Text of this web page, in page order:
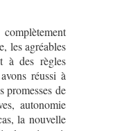
les agréables
à des règles
réussi à
promesses de
autonomie
la nouvelle